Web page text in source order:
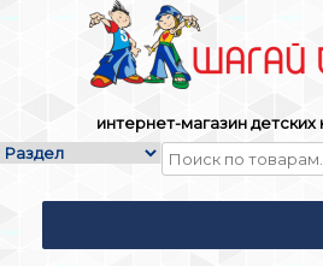
интернет-магазин детских